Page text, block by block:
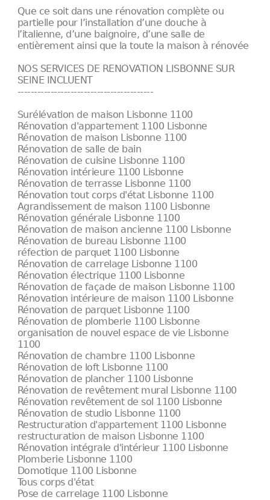
Que ce soit dans une rénovation complète ou
partielle pour l’installation d’une douche à
l’italienne, d’une baignoire, d’une salle de
entièrement ainsi que la toute la maison à rénovée
NOS SERVICES DE RENOVATION LISBONNE SUR
SEINE INCLUENT
-----------------------------------------
Surélévation de maison Lisbonne 1100
Rénovation d'appartement 1100 Lisbonne
Rénovation de maison Lisbonne 1100
Rénovation de salle de bain
Rénovation de cuisine Lisbonne 1100
Rénovation intérieure 1100 Lisbonne
Rénovation de terrasse Lisbonne 1100
Rénovation tout corps d'état Lisbonne 1100
Agrandissement de maison 1100 Lisbonne
Rénovation générale Lisbonne 1100
Rénovation de maison ancienne 1100 Lisbonne
Rénovation de bureau Lisbonne 1100
réfection de parquet 1100 Lisbonne
Rénovation de carrelage Lisbonne 1100
Rénovation électrique 1100 Lisbonne
Rénovation de façade de maison Lisbonne 1100
Rénovation intérieure de maison 1100 Lisbonne
Rénovation de parquet Lisbonne 1100
Rénovation de plomberie 1100 Lisbonne
organisation de nouvel espace de vie Lisbonne
1100
Rénovation de chambre 1100 Lisbonne
Rénovation de loft Lisbonne 1100
Rénovation de plancher 1100 Lisbonne
Rénovation de revêtement mural Lisbonne 1100
Rénovation revêtement de sol 1100 Lisbonne
Rénovation de studio Lisbonne 1100
Restructuration d'appartement 1100 Lisbonne
restructuration de maison Lisbonne 1100
Rénovation intégrale d'intérieur 1100 Lisbonne
Plomberie Lisbonne 1100
Domotique 1100 Lisbonne
Tous corps d'état
Pose de carrelage 1100 Lisbonne